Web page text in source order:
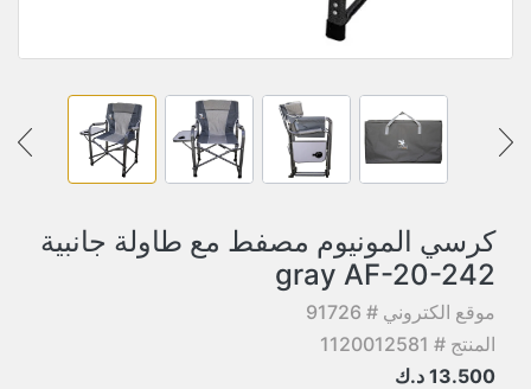
كرسي المونيوم مصفط مع طاولة جانبية
gray AF-20-242
موقع الكتروني # 91726
المنتج # 1120012581
13.500 د.ك